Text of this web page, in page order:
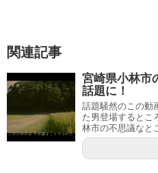
関連記事
宮崎県小林市
話題に！
話題騒然のこの動
た男登場するとこ
林市の不思議なと